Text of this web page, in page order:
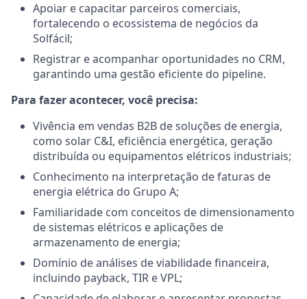
Apoiar e capacitar parceiros comerciais,
fortalecendo o ecossistema de negócios da
Solfácil;
Registrar e acompanhar oportunidades no CRM,
garantindo uma gestão eficiente do pipeline.
Para fazer acontecer, você precisa:
Vivência em vendas B2B de soluções de energia,
como solar C&I, eficiência energética, geração
distribuída ou equipamentos elétricos industriais;
Conhecimento na interpretação de faturas de
energia elétrica do Grupo A;
Familiaridade com conceitos de dimensionamento
de sistemas elétricos e aplicações de
armazenamento de energia;
Domínio de análises de viabilidade financeira,
incluindo payback, TIR e VPL;